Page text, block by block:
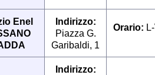
Enel
Indirizzo:
Piazza G.
Garibaldi, 1
Orario:
Indirizzo: